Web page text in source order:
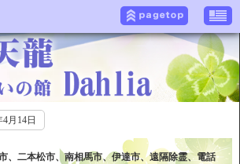
4月14日
、二本松市、南相馬市、伊達市、遠隔除霊、電話